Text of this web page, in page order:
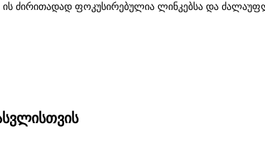
ის ძირითადად ფოკუსირებულია ლინკებსა და